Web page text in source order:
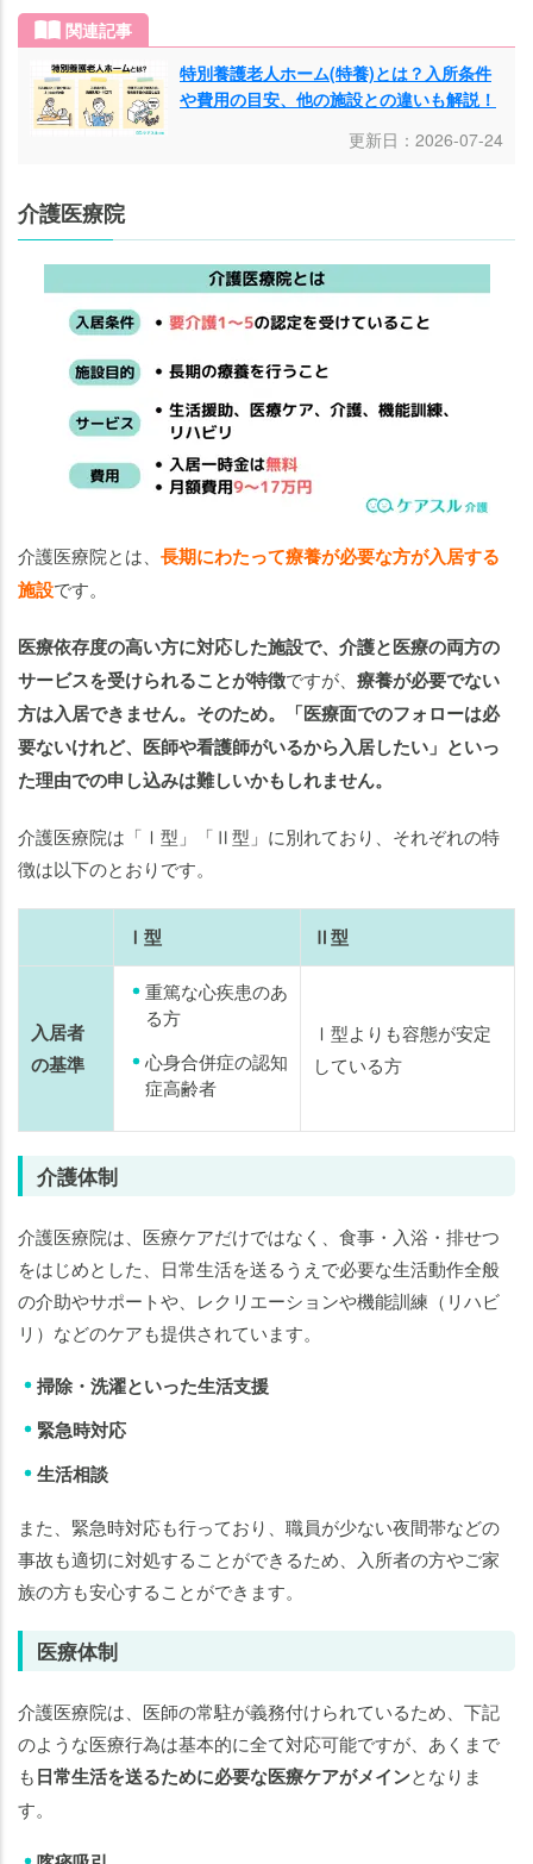
関連記事
特別養護老人ホーム(特養)とは？入所条件
や費用の目安、他の施設との違いも解説！
更新日：2026-07-24
介護医療院
介護医療院とは、 長期にわたって療養が必要な方が入居する
施設です。
医療依存度の高い方に対応した施設で、介護と医療の両方の
サービスを受けられることが特徴ですが、 療養が必要でない
方は入居できません。そのため。「医療面でのフォローは必
要ないけれど、医師や看護師がいるから入居したい」といっ
た理由での申し込みは難しいかもしれません。
介護医療院は「Ⅰ型」「Ⅱ型」に別れており、それぞれの特
徴は以下のとおりです。
Ⅰ型 Ⅱ型
入居者
の基準
重篤な心疾患のあ
る方
心身合併症の認知
症高齢者
Ⅰ型よりも容態が安定
している方
介護体制
介護医療院は、医療ケアだけではなく、食事・入浴・排せつ
をはじめとした、日常生活を送るうえで必要な生活動作全般
の介助やサポートや、レクリエーションや機能訓練（リハビ
リ）などのケアも提供されています。
掃除・洗濯といった生活支援
緊急時対応
生活相談
また、緊急時対応も行っており、職員が少ない夜間帯などの
事故も適切に対処することができるため、入所者の方やご家
族の方も安心することができます。
医療体制
介護医療院は、医師の常駐が義務付けられているため、下記
のような医療行為は基本的に全て対応可能ですが、あくまで
も日常生活を送るために必要な医療ケアがメインとなりま
す。